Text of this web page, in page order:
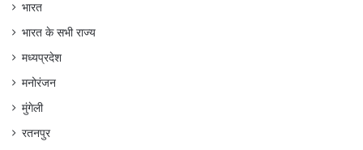
भारत
भारत के सभी राज्य
मध्यप्रदेश
मनोरंजन
मुंगेली
रतनपुर